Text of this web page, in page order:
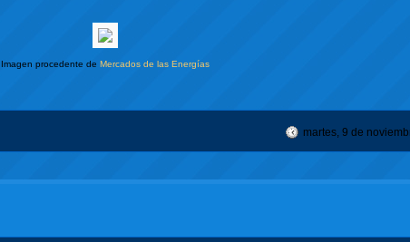
Imagen procedente de Mercados de las Energías
martes, 9 de